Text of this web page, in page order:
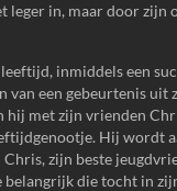
leger in, maar door zijn
inmiddels een
van een gebeurtenis uit
hij met zijn vrienden
Hij wordt
zijn beste
belangrijk die tocht in